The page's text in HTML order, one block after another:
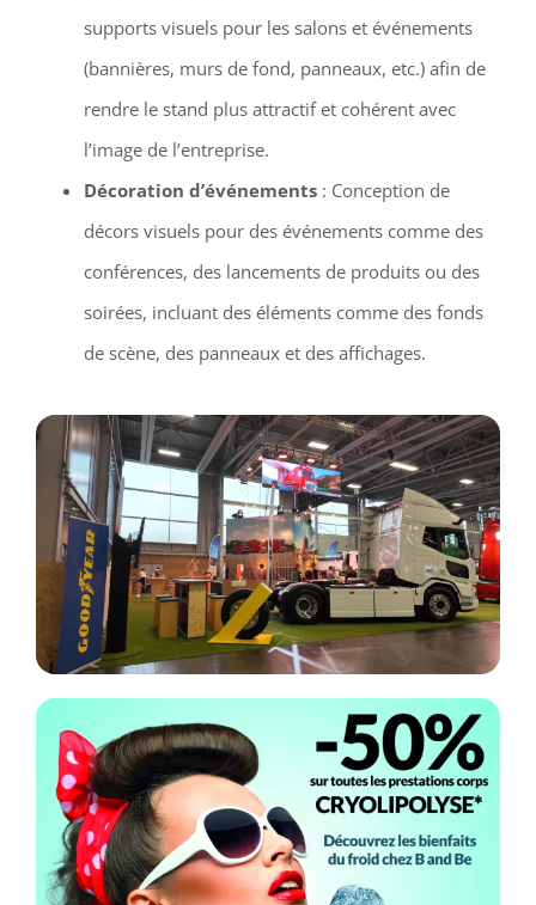
supports visuels pour les salons et événements
(bannières, murs de fond, panneaux, etc.) afin de
rendre le stand plus attractif et cohérent avec
l’image de l’entreprise.
Décoration d’événements: Conception de
décors visuels pour des événements comme des
conférences, des lancements de produits ou des
soirées, incluant des éléments comme des fonds
de scène, des panneaux et des affichages.